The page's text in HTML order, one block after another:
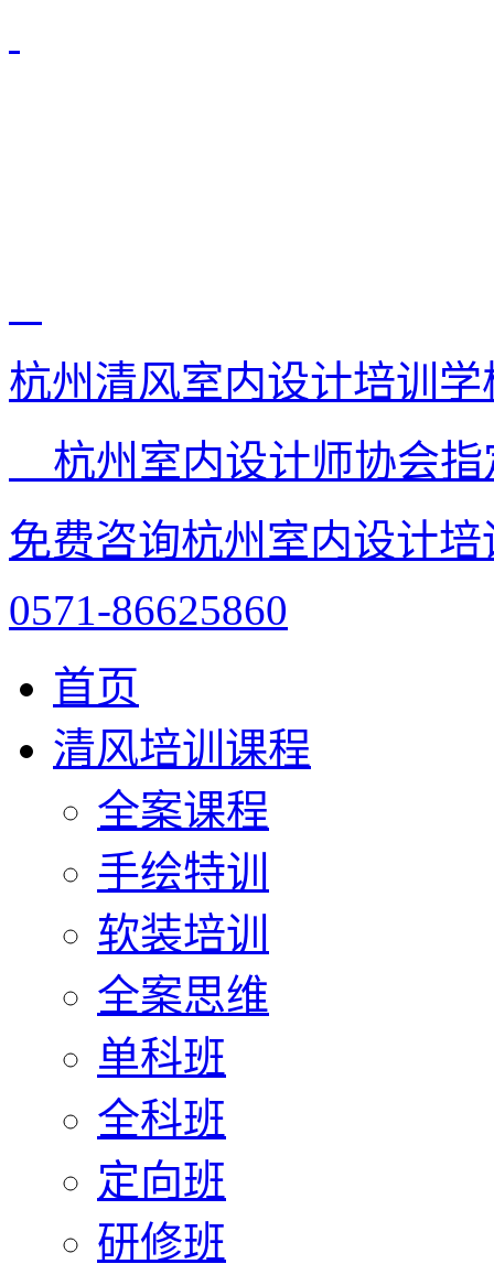
杭州清风室内设计培训学
杭州室内设计师协会
免费咨询杭州室内设计
0571-86625860
首页
清风培训课程
全案课程
手绘特训
软装培训
全案思维
单科班
全科班
定向班
研修班